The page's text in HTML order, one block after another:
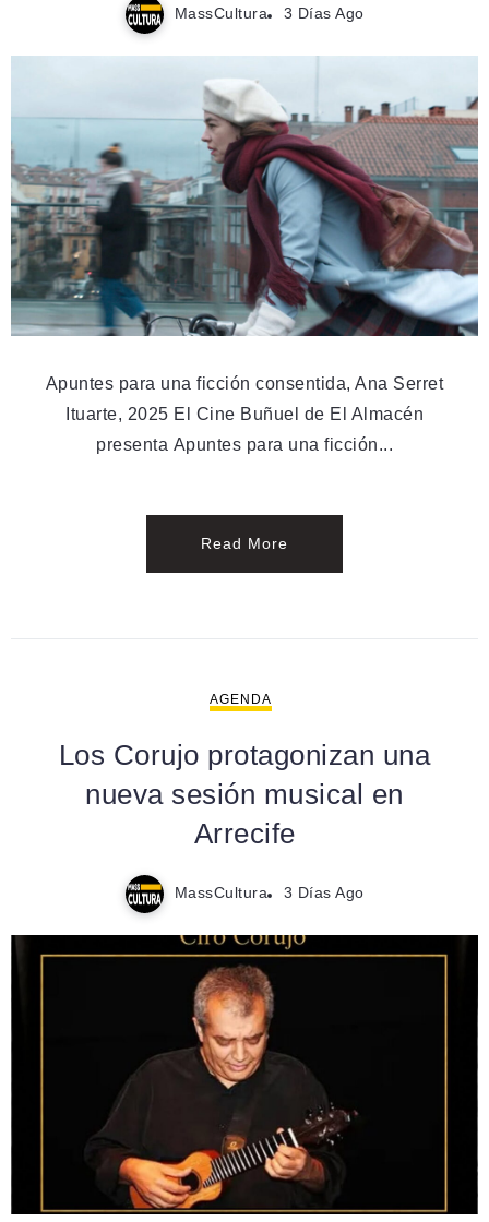
MassCultura 3 Días Ago
Apuntes para una ficción consentida, Ana Serret
Ituarte, 2025 El Cine Buñuel de El Almacén
presenta Apuntes para una ficción...
Read More
AGENDA
Los Corujo protagonizan una
nueva sesión musical en
Arrecife
MassCultura 3 Días Ago